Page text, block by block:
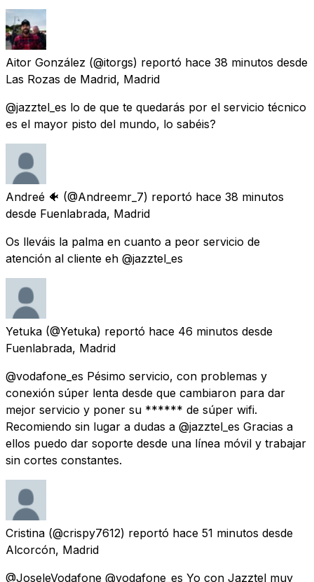
Aitor González (@itorgs) reportó hace 38 minutos desde
Las Rozas de Madrid, Madrid
@jazztel_es lo de que te quedarás por el servicio técnico
es el mayor pisto del mundo, lo sabéis?
Andreé 🐠 (@Andreemr_7) reportó hace 38 minutos
desde Fuenlabrada, Madrid
Os lleváis la palma en cuanto a peor servicio de
atención al cliente eh @jazztel_es
Yetuka (@Yetuka) reportó hace 46 minutos desde
Fuenlabrada, Madrid
@vodafone_es Pésimo servicio, con problemas y
conexión súper lenta desde que cambiaron para dar
mejor servicio y poner su ****** de súper wifi.
Recomiendo sin lugar a dudas a @jazztel_es Gracias a
ellos puedo dar soporte desde una línea móvil y trabajar
sin cortes constantes.
Cristina (@crispy7612) reportó hace 51 minutos desde
Alcorcón, Madrid
@JoseleVodafone @vodafone_es Yo con Jazztel muy